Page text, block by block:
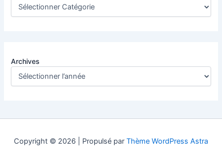
Archives
Copyright © 2026 | Propulsé par Thème WordPress Astra